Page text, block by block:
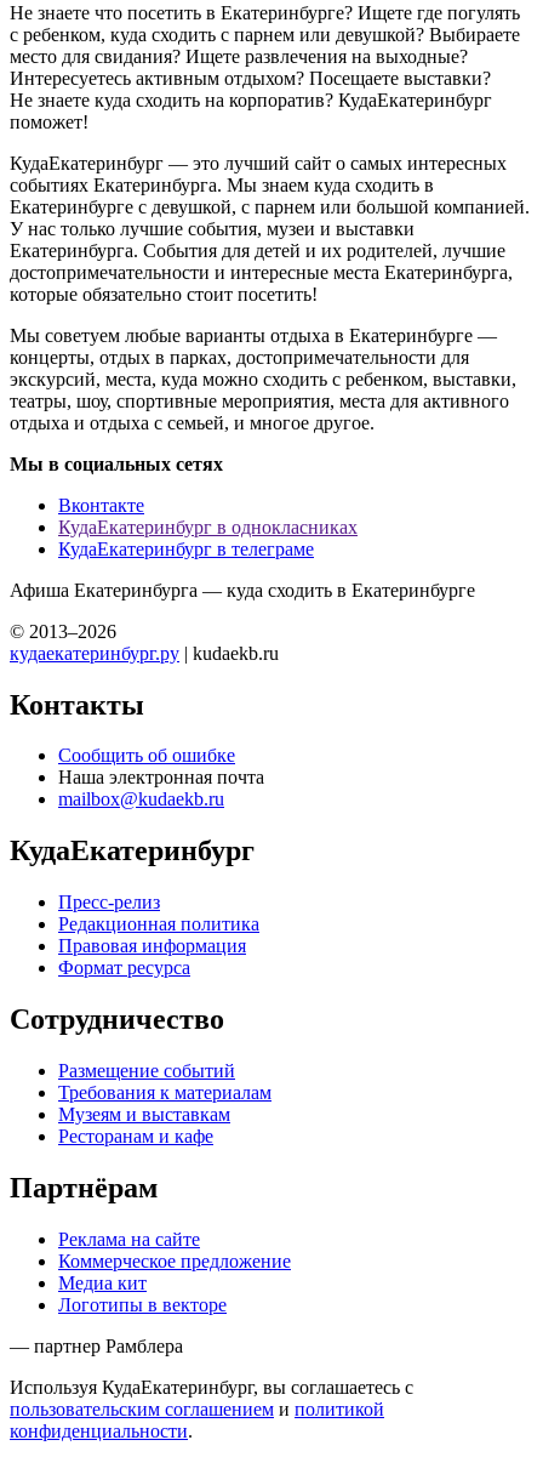
Не знаете что посетить в Екатеринбурге? Ищете где погулять
с ребенком, куда сходить с парнем или девушкой? Выбираете
место для свидания? Ищете развлечения на выходные?
Интересуетесь активным отдыхом? Посещаете выставки?
Не знаете куда сходить на корпоратив? КудаЕкатеринбург
поможет!
КудаЕкатеринбург — это лучший сайт о самых интересных
событиях Екатеринбурга. Мы знаем куда сходить в
Екатеринбурге с девушкой, с парнем или большой компанией.
У нас только лучшие события, музеи и выставки
Екатеринбурга. События для детей и их родителей, лучшие
достопримечательности и интересные места Екатеринбурга,
которые обязательно стоит посетить!
Мы советуем любые варианты отдыха в Екатеринбурге —
концерты, отдых в парках, достопримечательности для
экскурсий, места, куда можно сходить с ребенком, выставки,
театры, шоу, спортивные мероприятия, места для активного
отдыха и отдыха с семьей, и многое другое.
Мы в социальных сетях
Вконтакте
КудаЕкатеринбург в однокласниках
КудаЕкатеринбург в телеграме
Афиша Екатеринбурга — куда сходить в Екатеринбурге
© 2013–2026
кудаекатеринбург.ру | kudaekb.ru
Контакты
Сообщить об ошибке
Наша электронная почта
mailbox@kudaekb.ru
КудаЕкатеринбург
Пресс-релиз
Редакционная политика
Правовая информация
Формат ресурса
Сотрудничество
Размещение событий
Требования к материалам
Музеям и выставкам
Ресторанам и кафе
Партнёрам
Реклама на сайте
Коммерческое предложение
Медиа кит
Логотипы в векторе
— партнер Рамблера
Используя КудаЕкатеринбург, вы соглашаетесь с
пользовательским соглашением и политикой
конфиденциальности.